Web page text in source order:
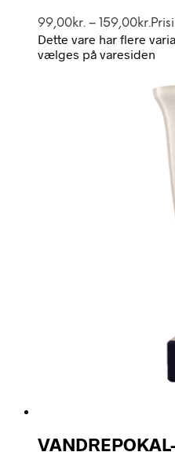
99,00kr. – 159,00kr.
Dette vare har flere
vælges på varesiden